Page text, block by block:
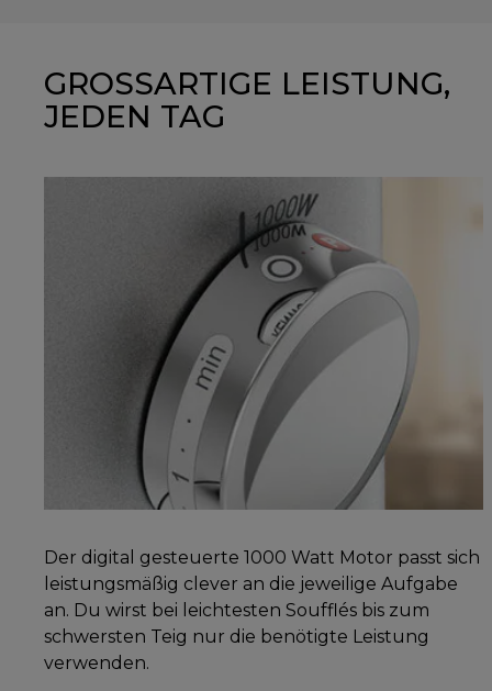
GROSSARTIGE LEISTUNG,
JEDEN TAG
Der digital gesteuerte 1000 Watt Motor passt sich
leistungsmäßig clever an die jeweilige Aufgabe
an. Du wirst bei leichtesten Soufflés bis zum
schwersten Teig nur die benötigte Leistung
verwenden.